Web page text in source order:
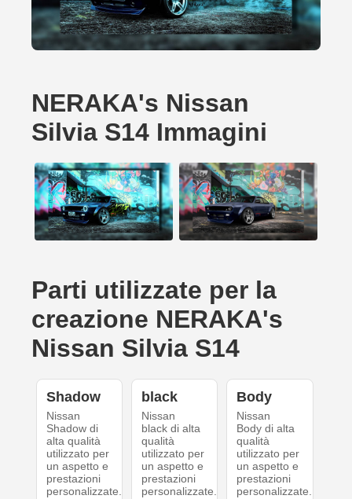
NERAKA's Nissan
Silvia S14 Immagini
Parti utilizzate per la
creazione NERAKA's
Nissan Silvia S14
Shadow
Nissan
Shadow di
alta qualità
utilizzato per
un aspetto e
prestazioni
personalizzate.
black
Nissan
black di alta
qualità
utilizzato per
un aspetto e
prestazioni
personalizzate.
Body
Nissan
Body di alta
qualità
utilizzato per
un aspetto e
prestazioni
personalizzate.